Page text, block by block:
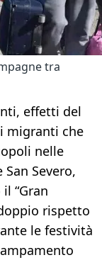
tra
effetti del
i migranti che
nelle
Severo,
“Gran
rispetto
le festività